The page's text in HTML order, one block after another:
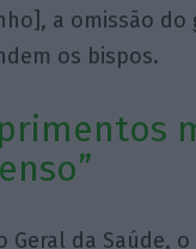
a omissão do
os bispos.
Geral da Saúde,